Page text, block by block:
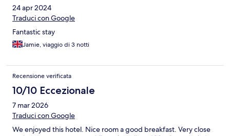
24 apr 2024
Traduci con Google
Fantastic stay
Jamie, viaggio di 3 notti
Recensione verificata
10/10 Eccezionale
7 mar 2026
Traduci con Google
We enjoyed this hotel. Nice room a good breakfast. Very close